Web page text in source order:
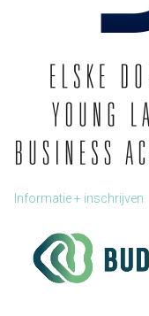
Informatie + inschrijven